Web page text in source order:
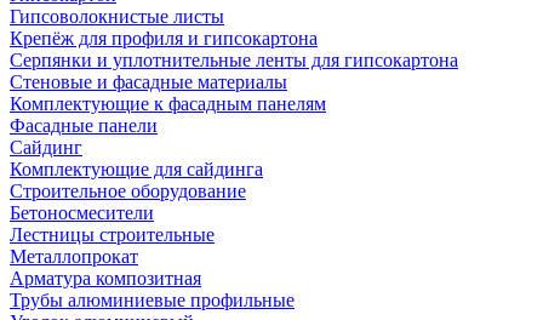
Гипсоволокнистые листы
Крепёж для профиля и гипсокартона
Серпянки и уплотнительные ленты для гипсокартона
Стеновые и фасадные материалы
Комплектующие к фасадным панелям
Фасадные панели
Сайдинг
Комплектующие для сайдинга
Строительное оборудование
Бетоносмесители
Лестницы строительные
Металлопрокат
Арматура композитная
Трубы алюминиевые профильные